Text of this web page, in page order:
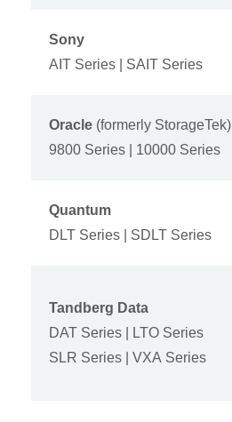
Sony
AIT Series | SAIT Series
Oracle (formerly StorageTek)
9800 Series | 10000 Series
Quantum
DLT Series | SDLT Series
Tandberg Data
DAT Series | LTO Series
SLR Series | VXA Series